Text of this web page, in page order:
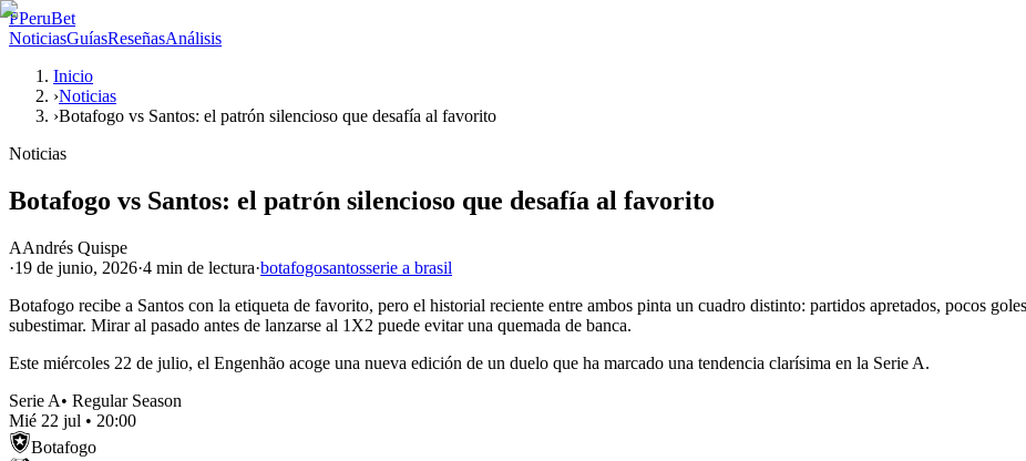
PPeruBet
NoticiasGuíasReseñasAnálisis
Inicio
›Noticias
›Botafogo vs Santos: el patrón silencioso que desafía al favorito
Noticias
Botafogo vs Santos: el patrón silencioso que desafía al favorito
AAndrés Quispe
·19 de junio, 2026·4 min de lectura·botafogosantosserie a brasil
Botafogo recibe a Santos con la etiqueta de favorito, pero el historial reciente entre ambos pinta un cuadro distinto: partidos apretados, pocos
subestimar. Mirar al pasado antes de lanzarse al 1X2 puede evitar una quemada de banca.
Este miércoles 22 de julio, el Engenhão acoge una nueva edición de un duelo que ha marcado una tendencia clarísima en la Serie A.
Serie A• Regular Season
Mié 22 jul • 20:00
Botafogo